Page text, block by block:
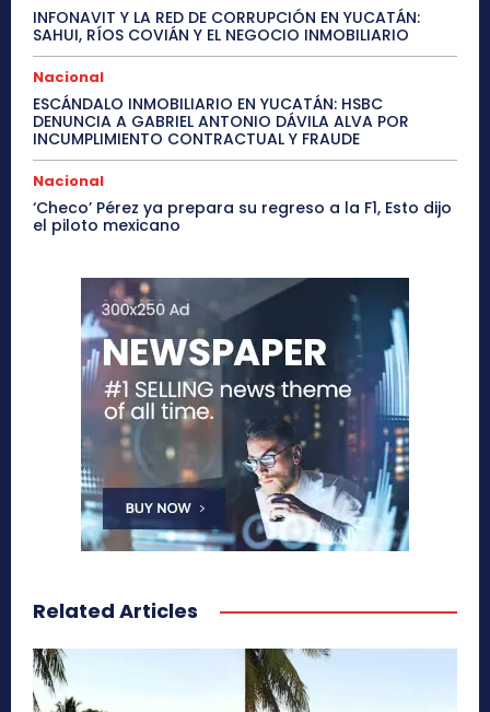
INFONAVIT Y LA RED DE CORRUPCIÓN EN YUCATÁN:
SAHUI, RÍOS COVIÁN Y EL NEGOCIO INMOBILIARIO
Nacional
ESCÁNDALO INMOBILIARIO EN YUCATÁN: HSBC
DENUNCIA A GABRIEL ANTONIO DÁVILA ALVA POR
INCUMPLIMIENTO CONTRACTUAL Y FRAUDE
Nacional
‘Checo’ Pérez ya prepara su regreso a la F1, Esto dijo
el piloto mexicano
Related Articles